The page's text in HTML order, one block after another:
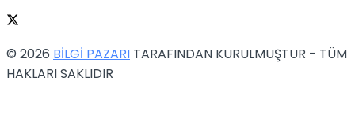
© 2026 BİLGİ PAZARI TARAFINDAN KURULMUŞTUR - TÜM
HAKLARI SAKLIDIR